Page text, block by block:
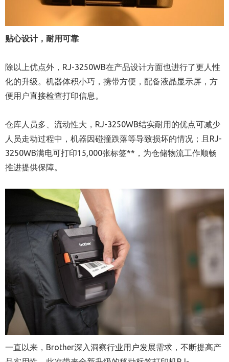
贴心设计，耐用可靠
除以上优点外，RJ-3250WB在产品设计方面也进行了更人性
化的升级。机器体积小巧，携带方便，配备液晶显示屏，方
便用户直接检查打印信息。
仓库人员多、流动性大，RJ-3250WB结实耐用的优点可减少
人员走动过程中，机器因碰撞跌落等导致损坏的情况；且RJ-
3250WB满电可打印15,000张标签**，为仓储物流工作顺畅
推进提供保障。
一直以来，Brother深入洞察行业用户发展需求，不断提高产